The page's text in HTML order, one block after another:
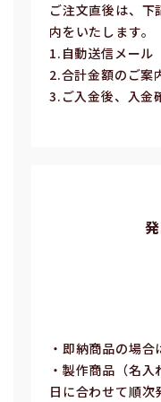
ご注⽂直後は、
内をいたします。
1.⾃動送信メール
2.合計⾦額のご案
3.ご⼊⾦後、⼊⾦
・即納商品の場合
・製作商品（名
⽇に合わせて順次